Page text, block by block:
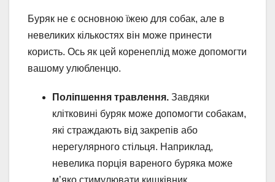
Буряк не є основною їжею для собак, але в
невеликих кількостях він може принести
користь. Ось як цей коренеплід може допомогти
вашому улюбленцю.
Поліпшення травлення. Завдяки
клітковині буряк може допомогти собакам,
які страждають від закрепів або
нерегулярного стільця. Наприклад,
невелика порція вареного буряка може